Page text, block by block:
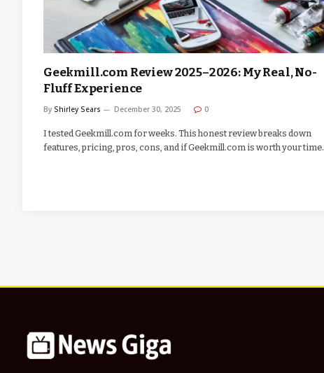
Geekmill.com Review 2025–2026: My Real, No-
Fluff Experience
By Shirley Sears December 30, 2025 0
I tested Geekmill.com for weeks. This honest review breaks down
features, pricing, pros, cons, and if Geekmill.com is worth your time.